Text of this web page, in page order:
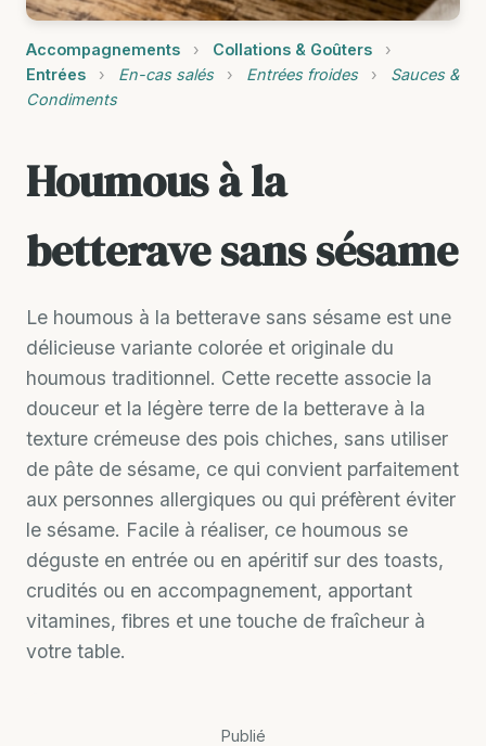
Accompagnements › Collations & Goûters
›
Entrées
› En-cas salés › Entrées froides ›
Sauces &
Condiments
Houmous à la
betterave sans sésame
Le houmous à la betterave sans sésame est une
délicieuse variante colorée et originale du
houmous traditionnel. Cette recette associe la
douceur et la légère terre de la betterave à la
texture crémeuse des pois chiches, sans utiliser
de pâte de sésame, ce qui convient parfaitement
aux personnes allergiques ou qui préfèrent éviter
le sésame. Facile à réaliser, ce houmous se
déguste en entrée ou en apéritif sur des toasts,
crudités ou en accompagnement, apportant
vitamines, fibres et une touche de fraîcheur à
votre table.
Publié